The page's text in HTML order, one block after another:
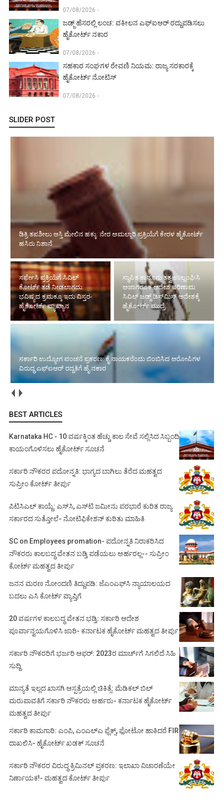
07/08/2026 -
ಜಡ್ಜ್ ಹೆಸರಲ್ಲಿ ಲಂಚ: ವಕೀಲನ ಎಫ್‌ಐಆರ್ ರದ್ದುಪಡಿಸಲು
ಹೈಕೋರ್ಟ್ ನಕಾರ
07/08/2026 -
ಸಹಕಾರ ಸಂಘಗಳ ಠೇವಣಿ ನಿಯಮ: ರಾಜ್ಯ ಸರಕಾರಕ್ಕೆ
ಹೈಕೋರ್ಟ್ ನೋಟಿಸ್
07/08/2026 -
SLIDER POST
ಡಿಕ್ರಿ ತಪಶೀಲು ಆಸ್ತಿ ಮೇಲಿನ ಹಕ್ಕು: ನೇರ ಅಮಲ್ಜಾರಿ ಪ್ರಕ್ರಿಯೆಗೆ ಕೇರಳ ಹೈಕೋರ್ಟ್
ಹಸಿರು ನಿಶಾನೆ
ಸರ್ಫೇಸಿ ಪ್ರಕ್ರಿಯೆಗೆ ಸಿವಿಲ್
ಕೋರ್ಟ್ ತಡೆ ನೀಡಲಾಗದು:
ಭವಿಷ್ಯದ ಕ್ರಮಕ್ಕೂ ಇದು ವಿಸ್ತರ-
ಹೈಕೋರ್ಟ್ ವ್ಯಾಖ್ಯಾನ
ಸ್ಥಾಪಿತ ಕಾನೂನು ತತ್ವ ಉಲ್ಲಂಘಿಸಿ
ಅಜಾಗರೂಕ ಆದೇಶ ಪರಿಣಾಮ:
ಸಿವಿಲ್ ಜಡ್ಜ್ ಡಿಸ್‌ಮಿಸ್ ಆದೇಶಕ್ಕೆ
ಹೈಕೋರ್ಟ್ ಮುದ್ರೆ
ಸರ್ಕಾರಿ ಉದ್ಯೋಗ ವಂಚನೆ ಪ್ರಕರಣ: ಕೈ ನಾಯಕರೆಂದು ಬಿಂಬಿಸಿದ ಆರೋಪಿಗಳ
ವಿರುದ್ಧ ಎಫ್‌ಐಆರ್ ರದ್ದತಿಗೆ ಹೈ ನಕಾರ
BEST ARTICLES
Karnataka HC - 10 ವರ್ಷಕ್ಕಿಂತ ಹೆಚ್ಚು ಕಾಲ ಸೇವೆ ಸಲ್ಲಿಸಿದ ಸಿಬ್ಬಂದಿ
ಕಾಯಂಗೊಳಿಸಲು ಹೈಕೋರ್ಟ್ ಸೂಚನೆ
ಸರ್ಕಾರಿ ನೌಕರರ ಪದೋನ್ನತಿ: ಭಾಗ್ಯದ ಬಾಗಿಲು ತೆರೆದ ಮಹತ್ವದ
ಸುಪ್ರೀಂ ಕೋರ್ಟ್ ತೀರ್ಪು
ಪಿಟಿಸಿಎಲ್ ಕಾಯ್ದೆ: ಎಸ್‌ಸಿ, ಎಸ್‌ಟಿ ಜಮೀನು ಪರಭಾರೆ ಕುರಿತ ರಾಜ್ಯ
ಸರ್ಕಾರದ ಸುತ್ತೋಲೆ- ನೋಟಿಫಿಕೇಶನ್‌ ಕುರಿತು ಮಾಹಿತಿ
SC on Employees promation- ಪದೋನ್ನತಿ ನಿರಾಕರಿಸಿದ
ನೌಕರರು ಕಾಲಬದ್ಧ ವೇತನ ಬಡ್ತಿ ಪಡೆಯಲು ಅರ್ಹರಲ್ಲ-- ಸುಪ್ರೀಂ
ಕೋರ್ಟ್ ಮಹತ್ವದ ತೀರ್ಪು
ಜನನ ಮರಣ ನೋಂದಣಿ ತಿದ್ದುಪಡಿ: ಜೆಎಂಎಫ್‌ಸಿ ನ್ಯಾಯಾಲಯದ
ಬದಲು ಎಸಿ ಕೋರ್ಟ್‌ ವ್ಯಾಪ್ತಿಗೆ
20 ವರ್ಷಗಳ ಕಾಲಬದ್ಧ ವೇತನ ಭಡ್ತಿ: ಸರ್ಕಾರಿ ಆದೇಶ
ಪೂರ್ವಾನ್ವಯಗೊಳಿಸಿ ಜಾರಿ- ಕರ್ನಾಟಕ ಹೈಕೋರ್ಟ್ ಮಹತ್ವದ ತೀರ್ಪು
ಸರ್ಕಾರಿ ನೌಕರರಿಗೆ ಭರ್ಜರಿ ಆಫರ್: 2023ರ ಮಾರ್ಚ್‌ಗೆ ಸಿಗಲಿದೆ ಸಿಹಿ
ಸುದ್ದಿ
ಮಾನ್ಯತೆ ಇಲ್ಲದ ಖಾಸಗಿ ಆಸ್ಪತ್ರೆಯಲ್ಲಿ ಚಿಕಿತ್ಸೆ: ಮೆಡಿಕಲ್ ಬಿಲ್
ಮರುಪಾವತಿಗೆ ಸರ್ಕಾರಿ ನೌಕರರು ಅರ್ಹರು- ಕರ್ನಾಟಕ ಹೈಕೋರ್ಟ್
ಮಹತ್ವದ ತೀರ್ಪು
ಸರ್ಕಾರಿ ಕಾಮಗಾರಿ: ಎಂಪಿ, ಎಂಎಲ್‌ಎ ಫ್ಲೆಕ್ಸ್‌, ಫೋಟೋ ಹಾಕಿದರೆ FIR
ದಾಖಲಿಸಿ- ಹೈಕೋರ್ಟ್‌ ಖಡಕ್ ಸೂಚನೆ
ಸರ್ಕಾರಿ ನೌಕರರ ವಿರುದ್ಧ ಕ್ರಿಮಿನಲ್ ಪ್ರಕರಣ: ಇಲಾಖಾ ವಿಚಾರಣೆಯೇ
ನಿರ್ಣಾಯಕ!- ಮಹತ್ವದ ಕೋರ್ಟ್ ತೀರ್ಪು